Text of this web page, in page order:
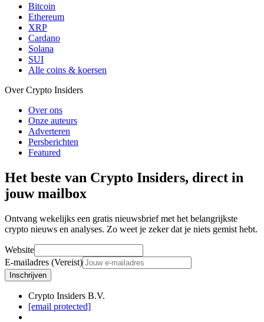
Bitcoin
Ethereum
XRP
Cardano
Solana
SUI
Alle coins & koersen
Over Crypto Insiders
Over ons
Onze auteurs
Adverteren
Persberichten
Featured
Het beste van Crypto Insiders, direct in
jouw mailbox
Ontvang wekelijks een gratis nieuwsbrief met het belangrijkste
crypto nieuws en analyses. Zo weet je zeker dat je niets gemist hebt.
Website
E-mailadres (Vereist)
Inschrijven
Crypto Insiders B.V.
[email protected]